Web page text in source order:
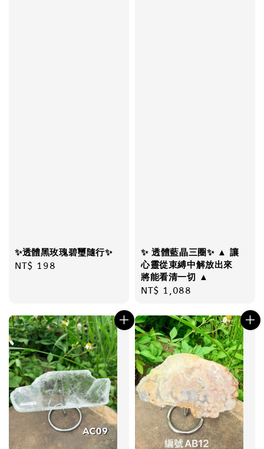
✨透體黑玫瑰碧璽隨行✨
Regular
NT$ 198
✨ 透體藍晶三圈✨ ▲ 讓
心靈從束縛中解放出來
將能看清一切 ▲
Regular
NT$ 1,088